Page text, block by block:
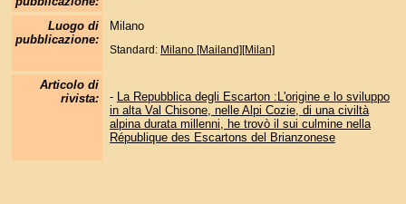
Luogo di
pubblicazione:
Milano
Standard: Milano [Mailand][Milan]
Articolo di
rivista:
- La Repubblica degli Escarton :L'origine e lo sviluppo
in alta Val Chisone, nelle Alpi Cozie, di una civiltà
alpina durata millenni, he trovò il sui culmine nella
République des Escartons del Brianzonese